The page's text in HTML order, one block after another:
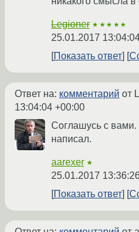
Legioner ★★★★★
25.01.2017
Показать ответ
Ответ на: комментарий от
13:04:04 +00:00
Соглашусь с вами.
написал.
aarexer ★
25.01.2017
Показать ответ